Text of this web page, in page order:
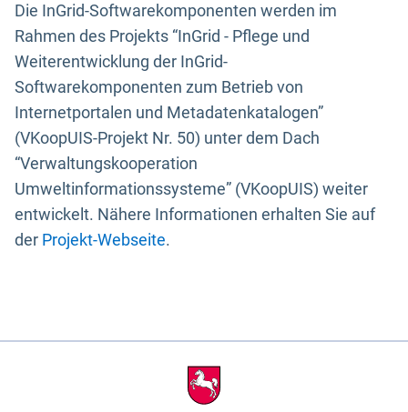
Die InGrid-Softwarekomponenten werden im
Rahmen des Projekts “InGrid - Pflege und
Weiterentwicklung der InGrid-
Softwarekomponenten zum Betrieb von
Internetportalen und Metadatenkatalogen”
(VKoopUIS-Projekt Nr. 50) unter dem Dach
“Verwaltungskooperation
Umweltinformationssysteme” (VKoopUIS) weiter
entwickelt. Nähere Informationen erhalten Sie auf
der Projekt-Webseite.